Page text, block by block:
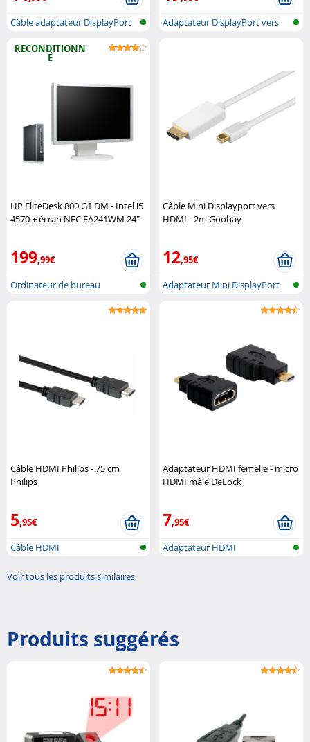
Câble adaptateur DisplayPort
Adaptateur DisplayPort vers
RECONDITIONN
É
HP EliteDesk 800 G1 DM - Intel i5
4570 + écran NEC EA241WM 24"
199,99€
Ordinateur de bureau
Câble Mini Displayport vers
HDMI - 2m Goobay
12,95€
Adaptateur Mini DisplayPort
Câble HDMI Philips - 75 cm
Philips
5,95€
Câble HDMI
Adaptateur HDMI femelle - micro
HDMI mâle DeLock
7,95€
Adaptateur HDMI
Voir tous les produits similaires
Produits suggérés